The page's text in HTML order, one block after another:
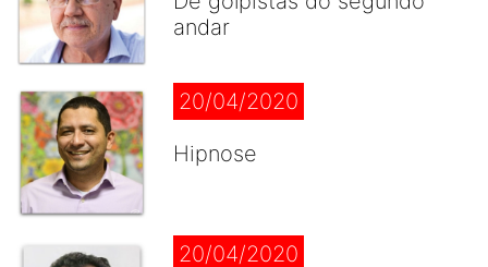
andar
20/04/2020
Hipnose
20/04/2020